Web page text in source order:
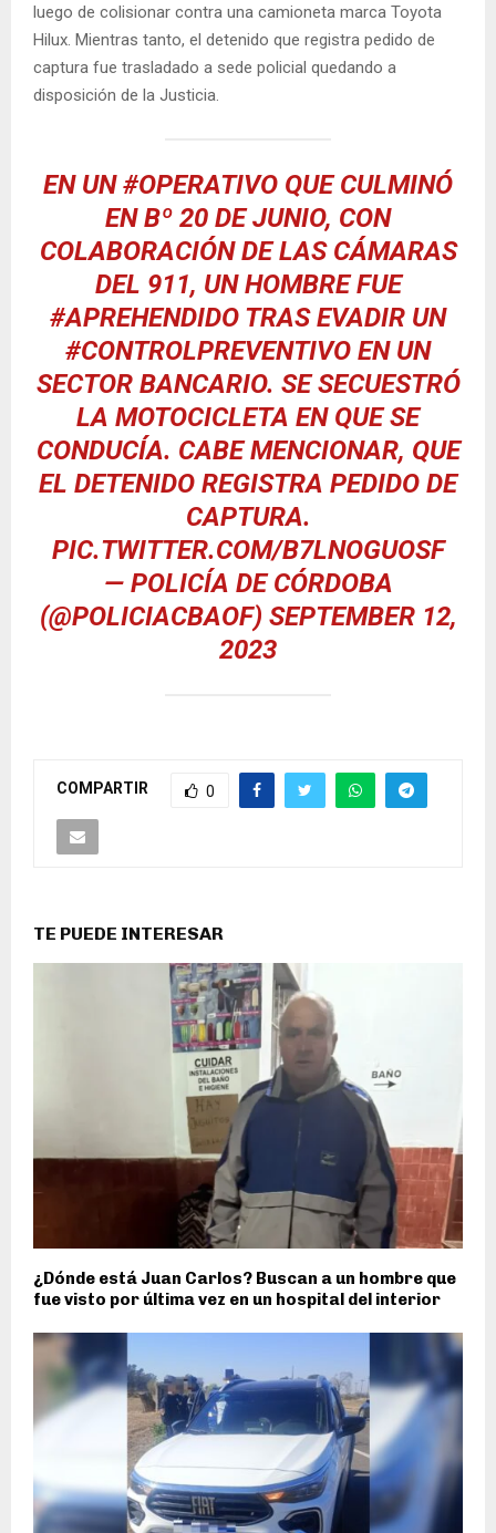
luego de colisionar contra una camioneta marca Toyota
Hilux. Mientras tanto, el detenido que registra pedido de
captura fue trasladado a sede policial quedando a
disposición de la Justicia.
EN UN#OPERATIVO QUE CULMINÓ
EN Bº 20 DE JUNIO, CON
COLABORACIÓN DE LAS CÁMARAS
DEL 911, UN HOMBRE FUE
#APREHENDIDO TRAS EVADIR UN
#CONTROLPREVENTIVO EN UN
SECTOR BANCARIO. SE SECUESTRÓ
LA MOTOCICLETA EN QUE SE
CONDUCÍA. CABE MENCIONAR, QUE
EL DETENIDO REGISTRA PEDIDO DE
CAPTURA.
PIC.TWITTER.COM/B7LNOGUOSF
— POLICÍA DE CÓRDOBA
(@POLICIACBAOF) SEPTEMBER 12,
2023
COMPARTIR 0
TE PUEDE INTERESAR
¿Dónde está Juan Carlos? Buscan a un hombre que
fue visto por última vez en un hospital del interior